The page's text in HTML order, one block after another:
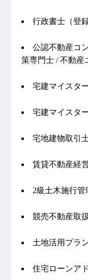
行政書士（登
公認不動産コ
策専門士 / 不動産
宅建マイスタ
宅建マイスタ
宅地建物取引
賃貸不動産経
2級土木施行管
競売不動産取
土地活用プラ
住宅ローンア